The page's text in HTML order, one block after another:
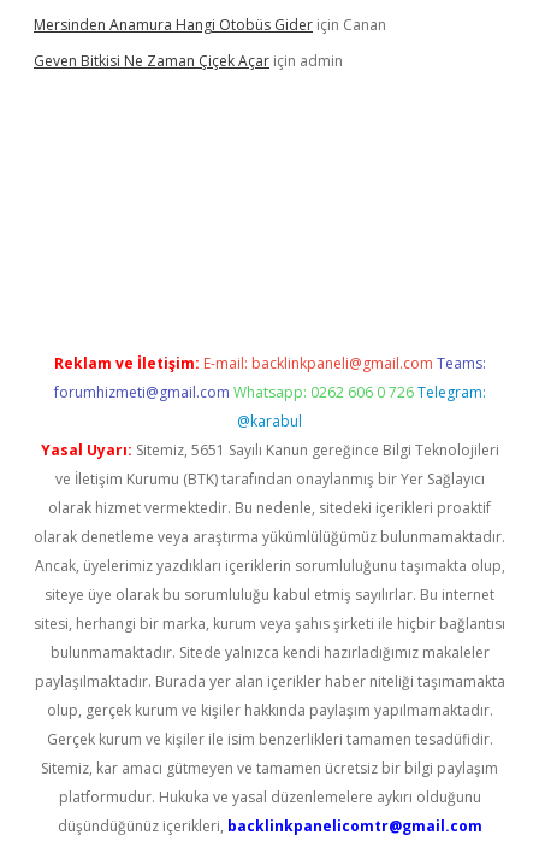
Mersinden Anamura Hangi Otobüs Gider için Canan
Geven Bitkisi Ne Zaman Çiçek Açar için admin
Reklam ve İletişim: E-mail: backlinkpaneli@gmail.com Teams:
forumhizmeti@gmail.com Whatsapp: 0262 606 0 726 Telegram:
@karabul
Yasal Uyarı: Sitemiz, 5651 Sayılı Kanun gereğince Bilgi Teknolojileri
ve İletişim Kurumu (BTK) tarafından onaylanmış bir Yer Sağlayıcı
olarak hizmet vermektedir. Bu nedenle, sitedeki içerikleri proaktif
olarak denetleme veya araştırma yükümlülüğümüz bulunmamaktadır.
Ancak, üyelerimiz yazdıkları içeriklerin sorumluluğunu taşımakta olup,
siteye üye olarak bu sorumluluğu kabul etmiş sayılırlar. Bu internet
sitesi, herhangi bir marka, kurum veya şahıs şirketi ile hiçbir bağlantısı
bulunmamaktadır. Sitede yalnızca kendi hazırladığımız makaleler
paylaşılmaktadır. Burada yer alan içerikler haber niteliği taşımamakta
olup, gerçek kurum ve kişiler hakkında paylaşım yapılmamaktadır.
Gerçek kurum ve kişiler ile isim benzerlikleri tamamen tesadüfidir.
Sitemiz, kar amacı gütmeyen ve tamamen ücretsiz bir bilgi paylaşım
platformudur. Hukuka ve yasal düzenlemelere aykırı olduğunu
düşündüğünüz içerikleri, backlinkpanelicomtr@gmail.com